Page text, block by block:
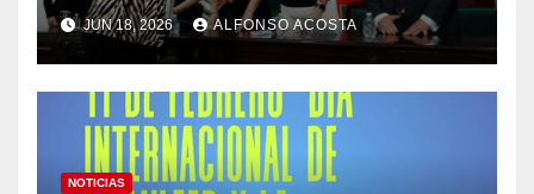
JUN 18, 2026 ALFONSO ACOSTA
NOTICIAS